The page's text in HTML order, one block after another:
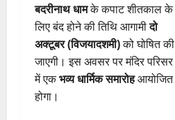
बदरीनाथ धामके कपाट शीतकाल के
लिए बंद होने की तिथि आगामीदो
अक्टूबर (विजयादशमी)को घोषित की
जाएगी। इस अवसर पर मंदिर परिसर
में एकभव्य धार्मिक समारोहआयोजित
होगा।